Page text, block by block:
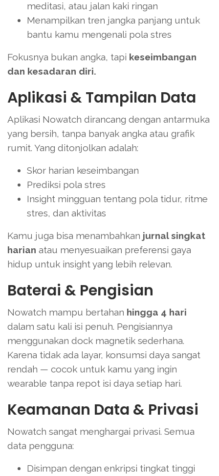
meditasi, atau jalan kaki ringan
Menampilkan tren jangka panjang untuk
bantu kamu mengenali pola stres
Fokusnya bukan angka, tapi keseimbangan
dan kesadaran diri.
Aplikasi & Tampilan Data
Aplikasi Nowatch dirancang dengan antarmuka
yang bersih, tanpa banyak angka atau grafik
rumit. Yang ditonjolkan adalah:
Skor harian keseimbangan
Prediksi pola stres
Insight mingguan tentang pola tidur, ritme
stres, dan aktivitas
Kamu juga bisa menambahkan jurnal singkat
harian atau menyesuaikan preferensi gaya
hidup untuk insight yang lebih relevan.
Baterai & Pengisian
Nowatch mampu bertahan hingga 4 hari
dalam satu kali isi penuh. Pengisiannya
menggunakan dock magnetik sederhana.
Karena tidak ada layar, konsumsi daya sangat
rendah — cocok untuk kamu yang ingin
wearable tanpa repot isi daya setiap hari.
Keamanan Data & Privasi
Nowatch sangat menghargai privasi. Semua
data pengguna:
Disimpan dengan enkripsi tingkat tinggi